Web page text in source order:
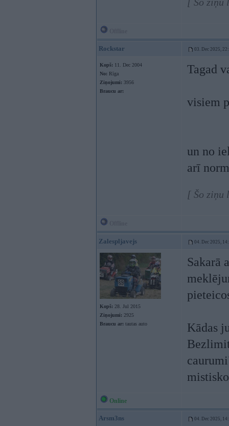
Rockstar 03. Dec 2025,
Kopš: 11. Dec 2004
No: Rīga
Ziņojumi: 3956
Braucu ar:
Tagad
visiem
un no
arī
[ Šo ziņu
Zalespljavejs 04. Dec 2025,
Kopš: 28. Jul 2015
Ziņojumi: 2925
Braucu ar: tautas auto
Sakarā
Kādas
Online
Arsm3ns 04. Dec 2025,